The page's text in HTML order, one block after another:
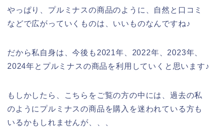
やっぱり、プルミナスの商品のように、自然と口コミ
などで広がっていくものは、いいものなんですね♪
だから私自身は、今後も2021年、2022年、2023年、
2024年とプルミナスの商品を利用していくと思います♪
もしかしたら、こちらをご覧の方の中には、過去の私
のようにプルミナスの商品を購入を迷われている方も
いるかもしれませんが、、、